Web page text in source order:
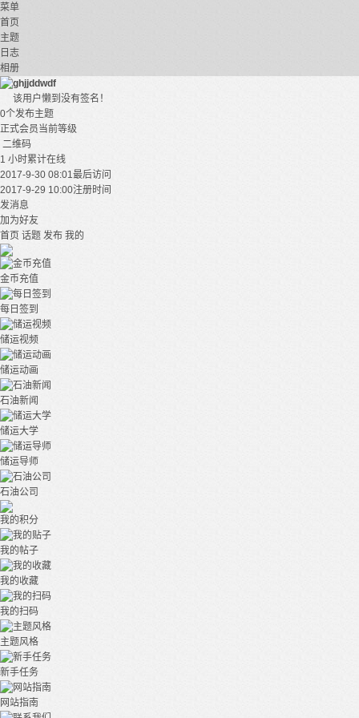
菜单
首页
主题
日志
相册
ghjjddwdf
该用户懒到没有签名！
0个发布主题
正式会员当前等级
二维码
1 小时累计在线
2017-9-30 08:01最后访问
2017-9-29 10:00注册时间
发消息
加为好友
首页 话题 发布 我的
金币充值
每日签到
储运视频
储运动画
石油新闻
储运大学
储运导师
石油公司
我的积分
我的帖子
我的收藏
我的扫码
主题风格
新手任务
网站指南